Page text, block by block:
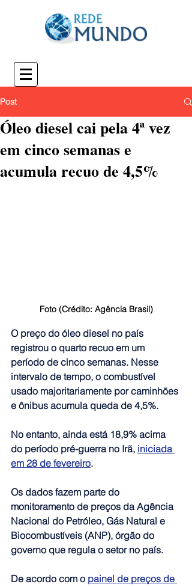
Post
Óleo diesel cai pela 4ª vez
em cinco semanas e
acumula recuo de 4,5%
Foto (Crédito: Agência Brasil)
O preço do óleo diesel no país
registrou o quarto recuo em um
período de cinco semanas. Nesse
intervalo de tempo, o combustível
usado majoritariamente por caminhões
e ônibus acumula queda de 4,5%.
No entanto, ainda está 18,9% acima
do período pré-guerra no Irã, iniciada
em 28 de fevereiro.
Os dados fazem parte do
monitoramento de preços da Agência
Nacional do Petróleo, Gás Natural e
Biocombustíveis (ANP), órgão do
governo que regula o setor no país.
De acordo com o painel de preços de